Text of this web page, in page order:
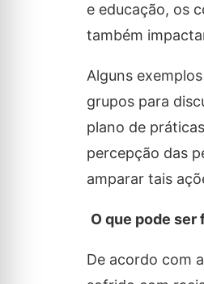
e educação, os
também
Alguns
grupos para
plano de
percepção das
amparar tais
O que pode ser
De acordo com